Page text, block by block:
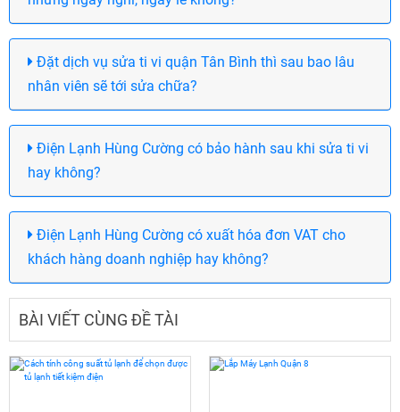
Đặt dịch vụ sửa ti vi quận Tân Bình thì sau bao lâu
nhân viên sẽ tới sửa chữa?
Điện Lạnh Hùng Cường có bảo hành sau khi sửa ti vi
hay không?
Điện Lạnh Hùng Cường có xuất hóa đơn VAT cho
khách hàng doanh nghiệp hay không?
BÀI VIẾT CÙNG ĐỀ TÀI